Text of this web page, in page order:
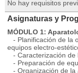
No hay requisitos
Asignaturas y
MÓDULO 1:
- Planificación de la
equipos electro-
- Caracterización de
- Preparación de
- Organización de la